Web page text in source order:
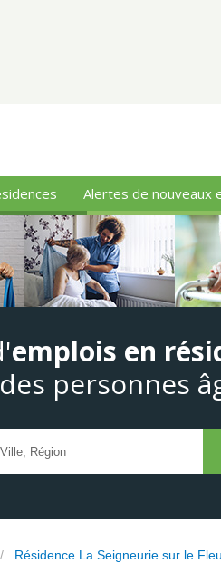
Alertes de nouveaux
emplois en
personnes
/ Résidence La Seigneurie sur le